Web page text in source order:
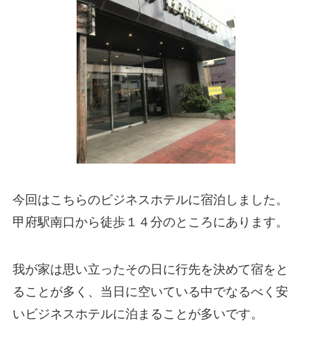
今回はこちらのビジネスホテルに宿泊しました。
甲府駅南口から徒歩１４分のところにあります。
我が家は思い立ったその日に行先を決めて宿をと
ることが多く、当日に空いている中でなるべく安
いビジネスホテルに泊まることが多いです。